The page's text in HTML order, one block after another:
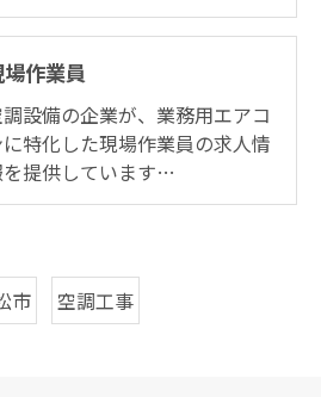
作業員
設備の企業が、業務用エアコ
に特化した現場作業員の求人情
を提供しています…
市 空調工事